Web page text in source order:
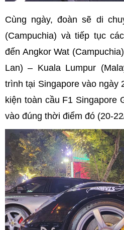
Cùng ngày, đoàn sẽ di
(Campuchia) và tiếp tục
đến Angkor Wat
Lan) – Kuala Lumpur
trình tại Singapore vào ngày
kiện toàn cầu F1 Singapore
vào đúng thời điểm đó (20-